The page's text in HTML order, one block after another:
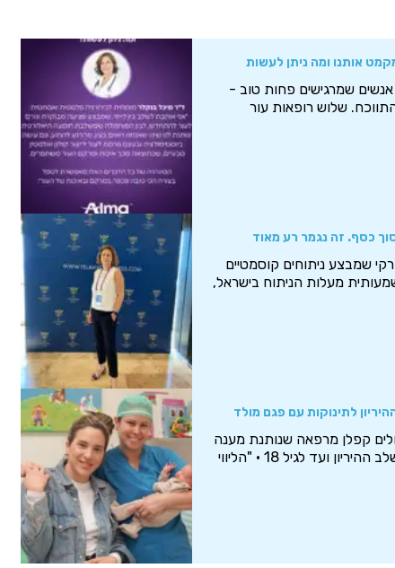
שמרגישים פחות טוב -
שלוש רופאות עור
כסף. זה נגמר רע מאוד
שמבצע ניתוחים קוסמטיים
מעלות הניתוח בישראל,
לתינוקות עם פגם מולד
קפלן מרפאה שנותנת מענה
לתינוקות עם שפה שסועה כבר משלב ההיריון ועד לגיל 18 • "הליווי